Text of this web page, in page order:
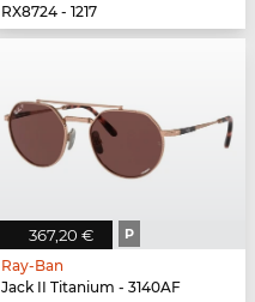
RX8724 - 1217
367,20 € P
Ray-Ban
Jack II Titanium - 3140AF